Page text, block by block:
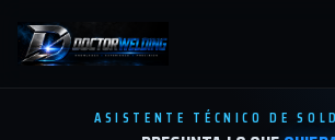
ASISTENTE TÉCNICO DE